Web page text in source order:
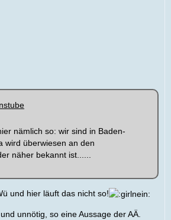
nämlich so: wir sind in Baden-
wird überwiesen an den
näher bekannt ist......
und hier läuft das nicht so!
unnötig, so eine Aussage der AÄ.